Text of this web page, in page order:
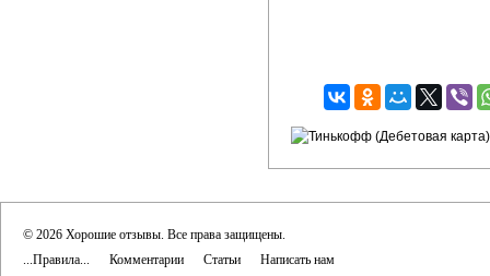
© 2026 Хорошие отзывы. Все права защищены.
...Правила...
Комментарии Статьи Написать нам